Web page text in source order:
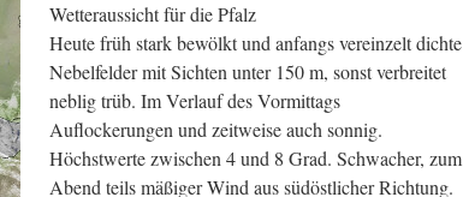
Wetteraussicht für die Pfalz
Heute früh stark bewölkt und anfangs vereinzelt dichte
Nebelfelder mit Sichten unter 150 m, sonst verbreitet
neblig trüb. Im Verlauf des Vormittags
Auflockerungen und zeitweise auch sonnig.
Höchstwerte zwischen 4 und 8 Grad. Schwacher, zum
Abend teils mäßiger Wind aus südöstlicher Richtung.